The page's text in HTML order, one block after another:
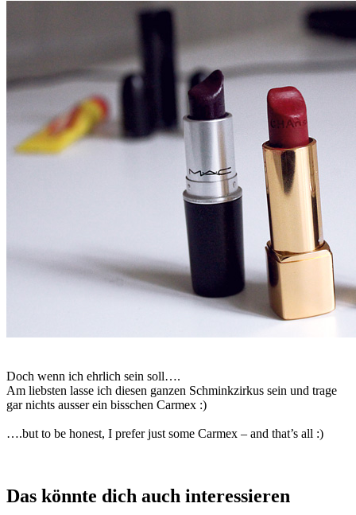
Doch wenn ich ehrlich sein soll….
Am liebsten lasse ich diesen ganzen Schminkzirkus sein und trage
gar nichts ausser ein bisschen Carmex :)
….but to be honest, I prefer just some Carmex – and that’s all :)
Das könnte dich auch interessieren